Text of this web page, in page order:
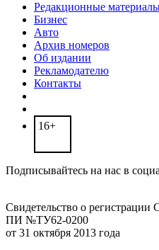
Редакционные
Бизнес
Авто
Архив номеров
Об издании
Рекламодателю
Контакты
16+
Подписывайтесь на нас в
Свидетельство о
ПИ №ТУ62-0200
от 31 октября 2013 года